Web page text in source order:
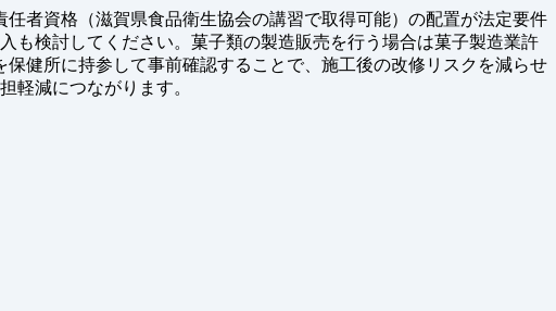
者資格（滋賀県食品衛生協会の講習で取得可能）の配置が法定要件
も検討してください。菓子類の製造販売を行う場合は菓子製造業許
健所に持参して事前確認することで、施工後の改修リスクを減らせ
軽減につながります。